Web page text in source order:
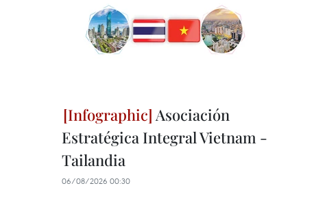
Asociación
Estratégica Integral Vietnam -
Tailandia
06/08/2026 00:30